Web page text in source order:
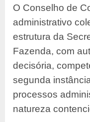
O Conselho de
administrativo
estrutura da
Fazenda, com
decisória,
segunda
processos
natureza